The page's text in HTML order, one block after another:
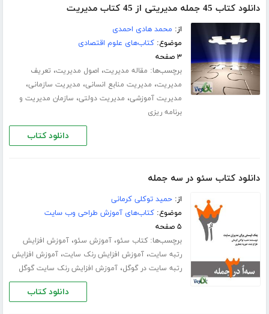
دانلود کتاب 45 جمله مدیریتی از 45 کتاب مدیریت
از: محمد هادی احمدی
موضوع:کتاب‌های علوم اقتصادی
۳ صفحه
برچسب‌ها: مقاله مدیریت، اصول مدیریت، تعریف
مدیریت، مدیریت منابع انسانی، مدیریت سازمانی،
مدیریت آموزشی، مدیریت دولتی، سازمان مدیریت و
برنامه ریزی
دانلود کتاب
دانلود کتاب سئو در سه جمله
از:حمید توکلی کرمانی
موضوع:کتاب‌های آموزش طراحی وب سایت
۵ صفحه
برچسب‌ها:کتاب سئو،آموزش سئو،آموزش افزایش
رتبه سایت،آموزش افزایش رنک سایت،آموزش افزایش
رتبه سایت در گوگل،آموزش افزایش رنک سایت گوگل
دانلود کتاب